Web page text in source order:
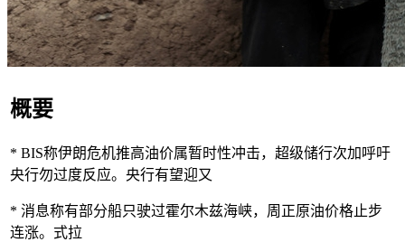
概要
* BIS称伊朗危机推高油价属暂时性冲击，超级储行次加呼吁
央行勿过度反应。央行有望迎又
* 消息称有部分船只驶过霍尔木兹海峡，周正原油价格止步
连涨。式拉